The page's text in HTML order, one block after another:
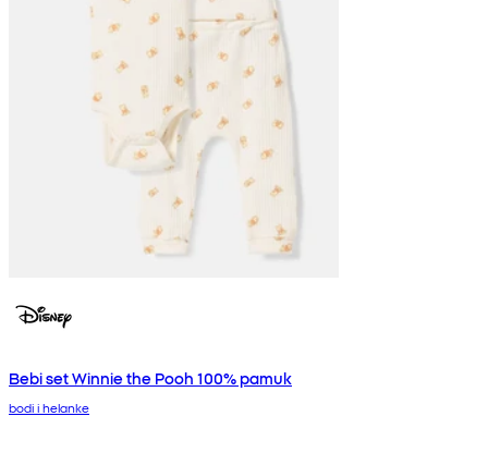
Bebi set Winnie the Pooh 100% pamuk
bodi i helanke